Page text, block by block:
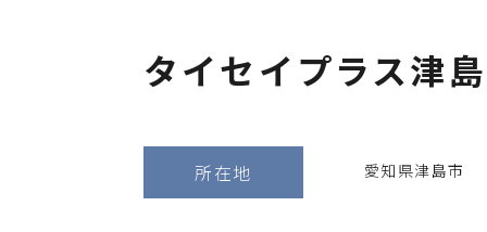
タイセイプラス津
所在地 愛知県津島市